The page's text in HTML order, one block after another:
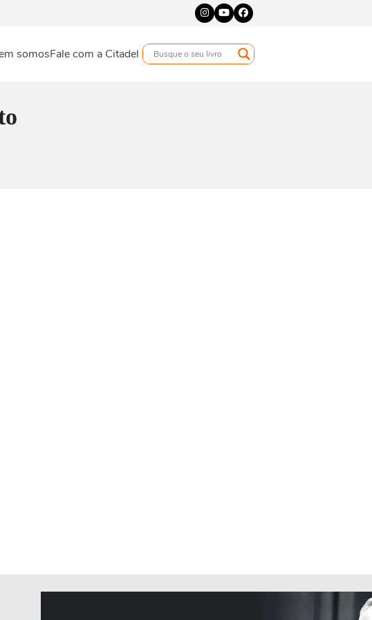
Instagram
YouTubeFacebook
somosFale com a Citadel